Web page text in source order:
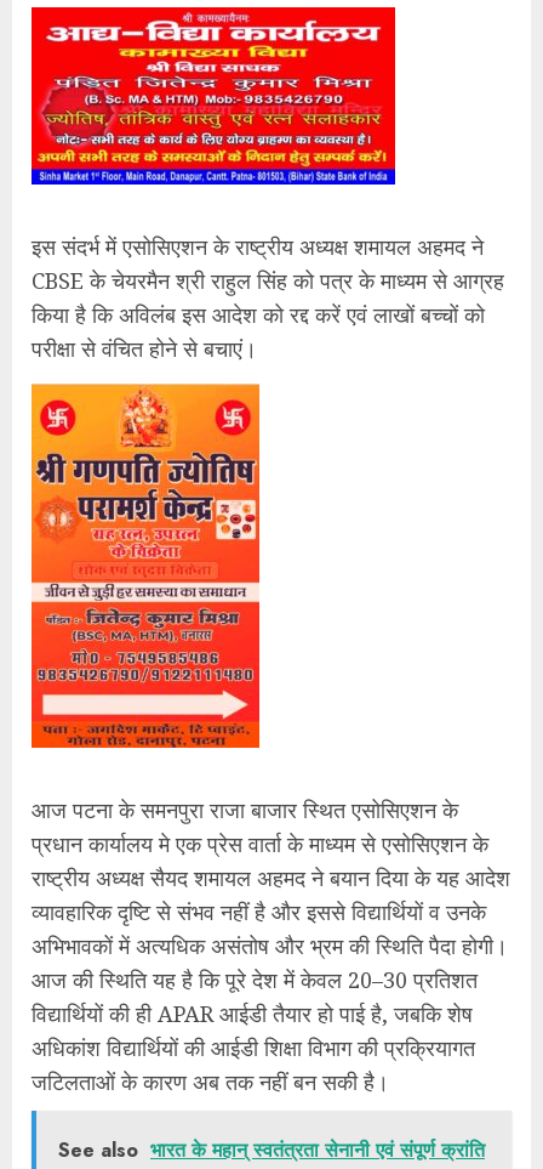
इस संदर्भ में एसोसिएशन के राष्ट्रीय अध्यक्ष शमायल अहमद ने
CBSE के चेयरमैन श्री राहुल सिंह को पत्र के माध्यम से आग्रह
किया है कि अविलंब इस आदेश को रद्द करें एवं लाखों बच्चों को
परीक्षा से वंचित होने से बचाएं।
आज पटना के समनपुरा राजा बाजार स्थित एसोसिएशन के
प्रधान कार्यालय मे एक प्रेस वार्ता के माध्यम से एसोसिएशन के
राष्ट्रीय अध्यक्ष सैयद शमायल अहमद ने बयान दिया के यह आदेश
व्यावहारिक दृष्टि से संभव नहीं है और इससे विद्यार्थियों व उनके
अभिभावकों में अत्यधिक असंतोष और भ्रम की स्थिति पैदा होगी।
आज की स्थिति यह है कि पूरे देश में केवल 20–30 प्रतिशत
विद्यार्थियों की ही APAR आईडी तैयार हो पाई है, जबकि शेष
अधिकांश विद्यार्थियों की आईडी शिक्षा विभाग की प्रक्रियागत
जटिलताओं के कारण अब तक नहीं बन सकी है।
See also भारत के महान् स्वतंत्रता सेनानी एवं संपूर्ण क्रांति